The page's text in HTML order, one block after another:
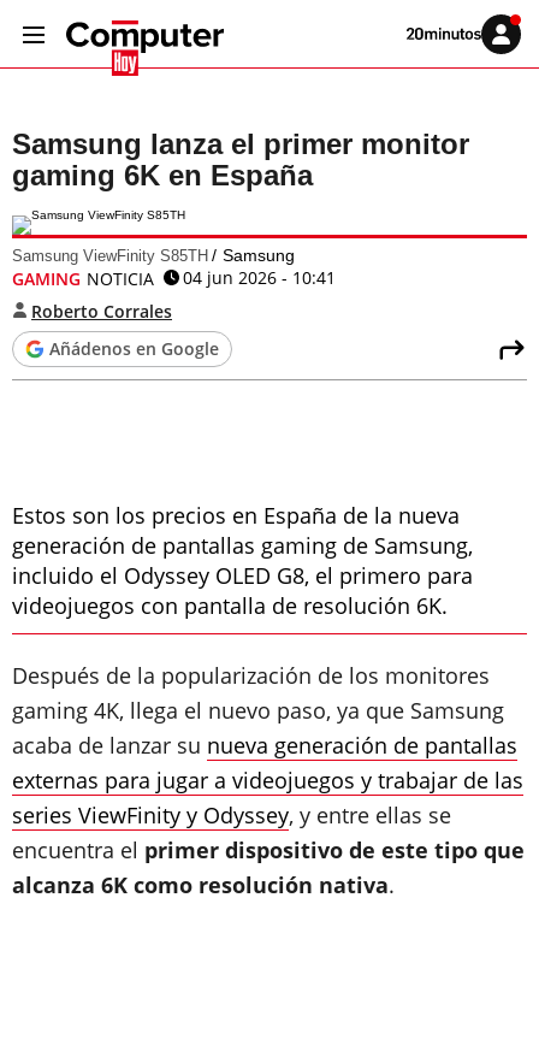
Volver
Iniciar
sesión
Samsung lanza el primer monitor
gaming 6K en España
Samsung ViewFinity S85TH Samsung
GAMING NOTICIA
04 jun 2026 - 10:41
Roberto Corrales
Añádenos en Google
Estos son los precios en España de la nueva
generación de pantallas gaming de Samsung,
incluido el Odyssey OLED G8, el primero para
videojuegos con pantalla de resolución 6K.
Después de la popularización de los monitores
gaming 4K, llega el nuevo paso, ya que Samsung
acaba de lanzar su nueva generación de pantallas
externas para jugar a videojuegos y trabajar de las
series ViewFinity y Odyssey, y entre ellas se
encuentra el primer dispositivo de este tipo que
alcanza 6K como resolución nativa.